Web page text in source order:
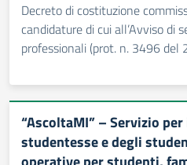
Decreto di costituzione
candidature di cui all’Avviso di
professionali (prot. n. 3496
“AscoltaMI” – Servizio
studentesse e degli